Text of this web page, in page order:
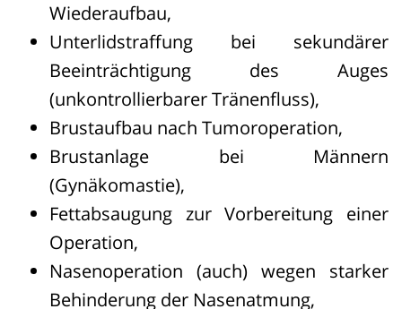
Wiederaufbau,
Unterlidstraffung bei sekundärer
Beeinträchtigung des Auges
(unkontrollierbarer Tränenfluss),
Brustaufbau nach Tumoroperation,
Brustanlage bei Männern
(Gynäkomastie),
Fettabsaugung zur Vorbereitung einer
Operation,
Nasenoperation (auch) wegen starker
Behinderung der Nasenatmung,